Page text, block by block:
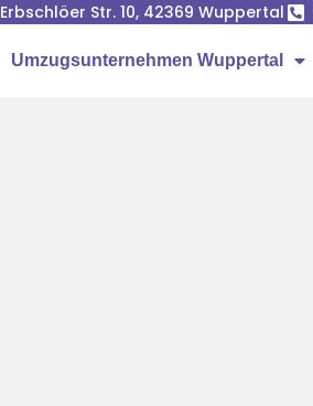
Erbschlöer Str. 10, 42369 Wuppertal
Umzugsunternehmen Wuppertal